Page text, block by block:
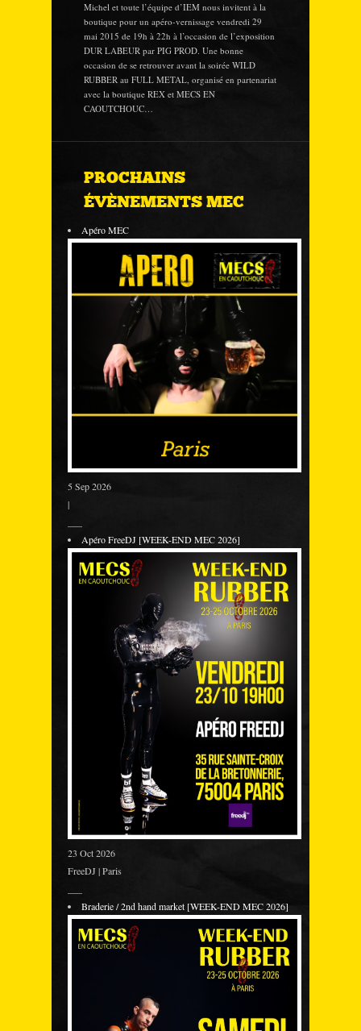
Michel et toute l’équipe d’IEM nous invitent à la
boutique pour un apéro-vernissage vendredi 29
mai 2015 de 19h à 22h à l’occasion de l’exposition
DUR LABEUR par PIG PROD. Une bonne
occasion de se retrouver avant la soirée WILD
RUBBER au FULL METAL, organisé en partenariat
avec la boutique REX et MECS EN
CAOUTCHOUC…
PROCHAINS
ÉVÈNEMENTS MEC
Apéro MEC
5 Sep 2026
|
Apéro FreeDJ [WEEK-END MEC 2026]
23 Oct 2026
FreeDJ | Paris
Braderie / 2nd hand market [WEEK-END MEC 2026]